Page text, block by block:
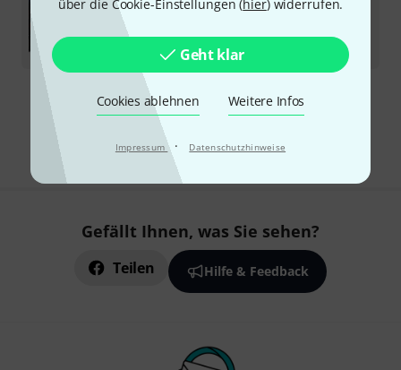
über die Cookie-Einstellungen (hier) widerrufen.
Geht klar
Cookies ablehnen Weitere Infos
Impressum · Datenschutzhinweise
Download-Lizenz
Kostenloser Versand ab 29 €
Alle Preise inkl. MwSt.
Gefällt Ihnen, was Sie sehen?
Teilen Hilfe & Feedback